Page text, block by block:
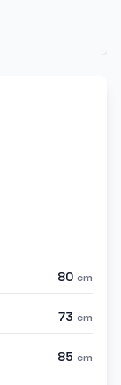
80 cm
73 cm
85 cm